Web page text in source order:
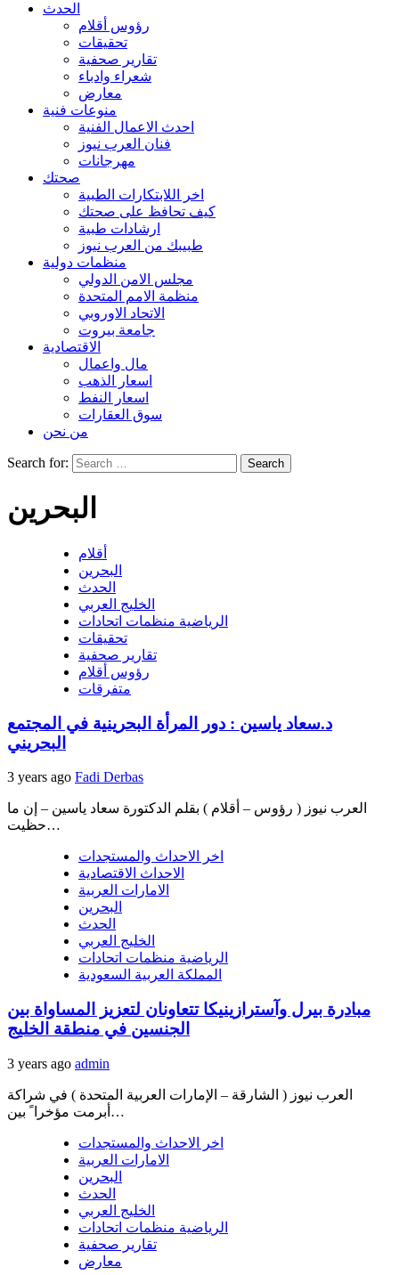
الحدث
رؤوس أقلام
تحقيقات
تقارير صحفية
شعراء وادباء
معارض
منوعات فنية
احدث الاعمال الفنية
فنان العرب نيوز
مهرجانات
صحتك
اخر اللابتكارات الطبية
كيف تحافظ على صحتك
ارشادات طبية
طبيبك من العرب نيوز
منظمات دولية
مجلس الامن الدولي
منظمة الامم المتحدة
الاتحاد الاوروبي
جامعة بيروت
الاقتصادية
مال واعمال
اسعار الذهب
اسعار النفط
سوق العقارات
من نحن
Search for:
البحرين
أقلام
البحرين
الحدث
الخليج العربي
الرياضية منظمات اتحادات
تحقيقات
تقارير صحفية
رؤوس أقلام
متفرقات
د.سعاد ياسين : دور المرأة البحرينية في المجتمع
البحريني
3 years ago Fadi Derbas
العرب نيوز ( رؤوس – أقلام ) بقلم الدكتورة سعاد ياسين – إن ما
حظيت…
اخر الاحداث والمستجدات
الاحداث الاقتصادية
الامارات العربية
البحرين
الحدث
الخليج العربي
الرياضية منظمات اتحادات
المملكة العربية السعودية
مبادرة بيرل وآسترازينيكا تتعاونان لتعزيز المساواة بين
الجنسين في منطقة الخليج
3 years ago admin
العرب نيوز ( الشارقة – الإمارات العربية المتحدة ) في شراكة
أبرمت مؤخرا ً بين…
اخر الاحداث والمستجدات
الامارات العربية
البحرين
الحدث
الخليج العربي
الرياضية منظمات اتحادات
تقارير صحفية
معارض